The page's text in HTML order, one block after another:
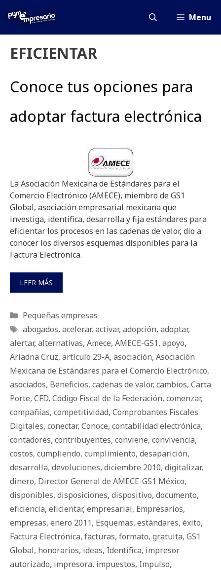
Menu
EFICIENTAR
Conoce tus opciones para
adoptar factura electrónica
La Asociación Mexicana de Estándares para el
Comercio Electrónico (AMECE), miembro de GS1
Global, asociación empresarial mexicana que
investiga, identifica, desarrolla y fija estándares para
eficientar los procesos en las cadenas de valor, dio a
conocer los diversos esquemas disponibles para la
Factura Electrónica.
LEER MÁS
Categorías
Pequeñas empresas
Etiquetas
abogados, acelerar, activar, adopción, adoptar,
alertar, alternativas, Amece, AMECE-GS1, apoyo,
Ariadna Cruz, artículo 29-A, asociación, Asociación
Mexicana de Estándares para el Comercio Electrónico,
asociados, Beneficios, cadenas de valor, cambios, Carta
Porte, CFD, Código Fiscal de la Federación, comenzar,
compañías, competitividad, Comprobantes Fiscales
Digitales, conectar, Conoce, contabilidad electrónica,
contadores, contribuyentes, conviene, convivencia,
costos, cumpliendo, cumplimiento, desaparición,
desarrolla, devoluciones, diciembre 2010, digitalizar,
dinero, Director General de AMECE-GS1 México,
disponibles, disposiciones, dispositivo, documento,
eficiencia, eficientar, empresarial, Empresarios,
empresas, enero 2011, Esquemas, estándares, éxito,
Factura Electrónica, facturas, formato, gratuita, GS1
Global, honorarios, ideas, Identifica, impresor
autorizado, impresora, impuestos, Impulso,